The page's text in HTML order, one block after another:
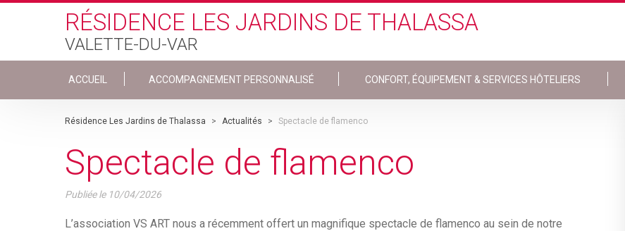
Skip to main content
RÉSIDENCE LES JARDINS DE THALASSA
VALETTE-DU-VAR
ACCUEIL ACCOMPAGNEMENT PERSONNALISÉ CONFORT, ÉQUIPEMENT & SERVICES HÔTELIERS
Résidence Les Jardins de Thalassa > Actualités > Spectacle de flamenco
Spectacle de flamenco
Publiée le 10/04/2026
L’association VS ART nous a récemment offert un magnifique spectacle de flamenco au sein de notre